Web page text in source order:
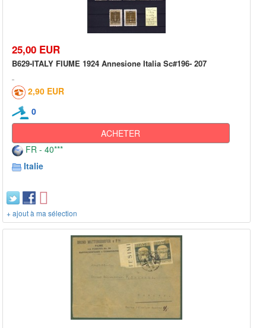
25,00 EUR
B629-ITALY FIUME 1924 Annesione Italia Sc#196- 207
2,90 EUR
0
ACHETER
FR - 40***
Italie
+ ajout à ma sélection